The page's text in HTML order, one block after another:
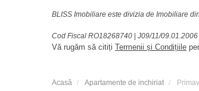
BLISS Imobiliare este divizia de Imobiliare
Cod Fiscal RO18268740 | J09/11/09.01.2006
Vă rugăm să citiți Termenii și Condițiile
Acasă Apartamente de inchiriat